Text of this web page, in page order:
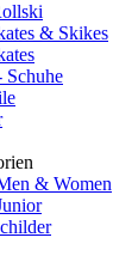
& Skikes
Schuhe
& Women